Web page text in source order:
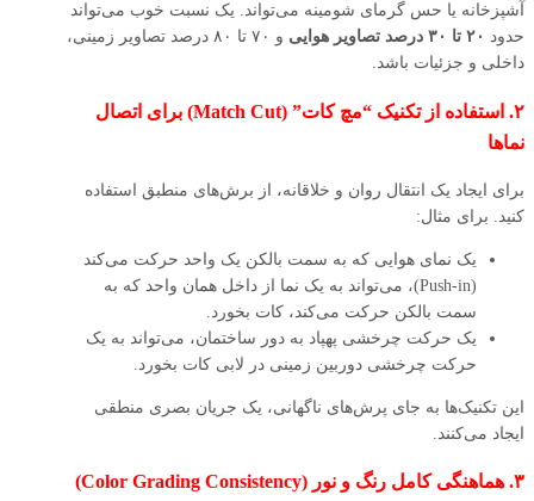
آشپزخانه یا حس گرمای شومینه می‌تواند. یک نسبت خوب می‌تواند
حدود ۲۰ تا ۳۰ درصد تصاویر هوایی
و ۷۰ تا ۸۰ درصد تصاویر زمینی،
داخلی و جزئیات باشد.
۲. استفاده از تکنیک “مچ کات” (Match Cut) برای اتصال
نماها
برای ایجاد یک انتقال روان و خلاقانه، از برش‌های منطبق استفاده
کنید. برای مثال:
یک نمای هوایی که به سمت بالکن یک واحد حرکت می‌کند
(Push-in)، می‌تواند به یک نما از داخل همان واحد که به
سمت بالکن حرکت می‌کند، کات بخورد.
یک حرکت چرخشی پهپاد به دور ساختمان، می‌تواند به یک
حرکت چرخشی دوربین زمینی در لابی کات بخورد.
این تکنیک‌ها به جای پرش‌های ناگهانی، یک جریان بصری منطقی
ایجاد می‌کنند.
۳. هماهنگی کامل رنگ و نور (Color Grading Consistency)